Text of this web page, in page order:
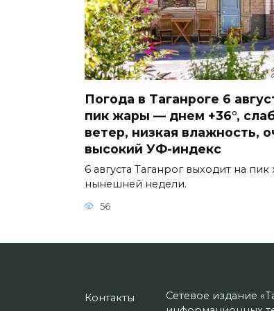
Погода в Таганроге 6
пик жары — днем +36°,
ветер, низкая влажность,
высокий УФ-индекс
6 августа Таганрог выходит на
нынешней недели.
56
Контакты
Сетевое издание